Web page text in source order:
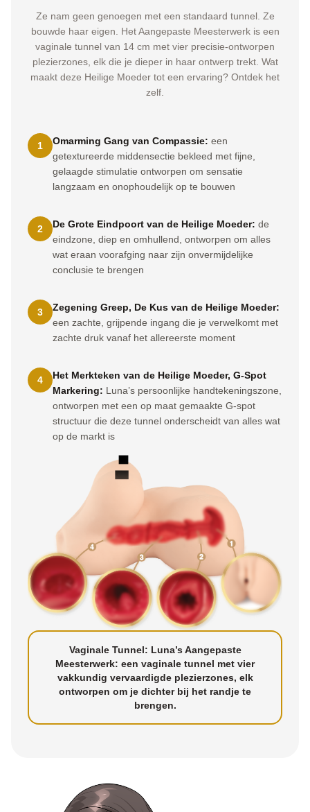
Ze nam geen genoegen met een standaard tunnel. Ze
bouwde haar eigen. Het Aangepaste Meesterwerk is een
vaginale tunnel van 14 cm met vier precisie-ontworpen
plezierzones, elk die je dieper in haar ontwerp trekt. Wat
maakt deze Heilige Moeder tot een ervaring? Ontdek het
zelf.
1 Omarming Gang van Compassie: een
getextureerde middensectie bekleed met fijne,
gelaagde stimulatie ontworpen om sensatie
langzaam en onophoudelijk op te bouwen
2 De Grote Eindpoort van de Heilige Moeder: de
eindzone, diep en omhullend, ontworpen om alles
wat eraan voorafging naar zijn onvermijdelijke
conclusie te brengen
3
Zegening Greep, De Kus van de Heilige Moeder:
een zachte, grijpende ingang die je verwelkomt met
zachte druk vanaf het allereerste moment
4
Het Merkteken van de Heilige Moeder, G-Spot
Markering: Luna’s persoonlijke handtekeningszone,
ontworpen met een op maat gemaakte G-spot
structuur die deze tunnel onderscheidt van alles wat
op de markt is
Vaginale Tunnel: Luna’s Aangepaste
Meesterwerk: een vaginale tunnel met vier
vakkundig vervaardigde plezierzones, elk
ontworpen om je dichter bij het randje te
brengen.